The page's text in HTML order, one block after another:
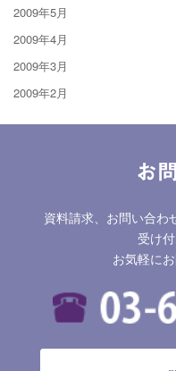
2009年5月
2009年4月
2009年3月
2009年2月
お
資料請求、お問い合わ
受け
お気軽に